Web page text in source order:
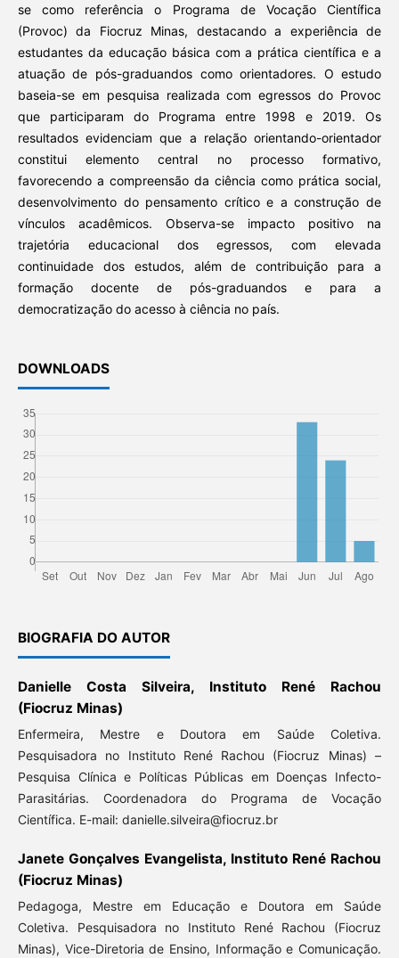
se como referência o Programa de Vocação Científica
(Provoc) da Fiocruz Minas, destacando a experiência de
estudantes da educação básica com a prática científica e a
atuação de pós-graduandos como orientadores. O estudo
baseia-se em pesquisa realizada com egressos do Provoc
que participaram do Programa entre 1998 e 2019. Os
resultados evidenciam que a relação orientando-orientador
constitui elemento central no processo formativo,
favorecendo a compreensão da ciência como prática social,
desenvolvimento do pensamento crítico e a construção de
vínculos acadêmicos. Observa-se impacto positivo na
trajetória educacional dos egressos, com elevada
continuidade dos estudos, além de contribuição para a
formação docente de pós-graduandos e para a
democratização do acesso à ciência no país.
DOWNLOADS
BIOGRAFIA DO AUTOR
Danielle Costa Silveira, Instituto René Rachou
(Fiocruz Minas)
Enfermeira, Mestre e Doutora em Saúde Coletiva.
Pesquisadora no Instituto René Rachou (Fiocruz Minas) –
Pesquisa Clínica e Políticas Públicas em Doenças Infecto-
Parasitárias. Coordenadora do Programa de Vocação
Científica. E-mail: danielle.silveira@fiocruz.br
Janete Gonçalves Evangelista, Instituto René Rachou
(Fiocruz Minas)
Pedagoga, Mestre em Educação e Doutora em Saúde
Coletiva. Pesquisadora no Instituto René Rachou (Fiocruz
Minas), Vice-Diretoria de Ensino, Informação e Comunicação.